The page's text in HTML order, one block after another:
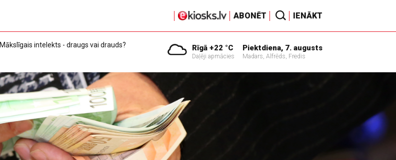
ABONĒT IENĀKT
Mākslīgais intelekts - draugs vai drauds?
Rīgā +22 °C
Daļēji apmācies
Piektdiena, 7. augusts
Madars, Alfrēds, Fredis